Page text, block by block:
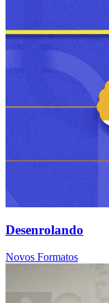
Desenrolando
Novos Formatos